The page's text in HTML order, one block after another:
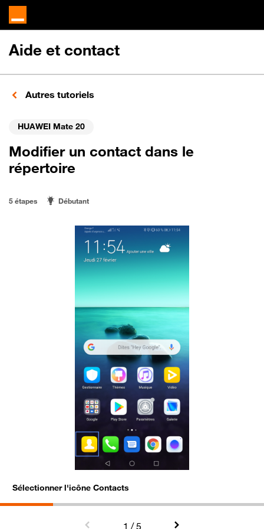
Aide et contact
Autres tutoriels
HUAWEI Mate 20
Modifier un contact dans le
répertoire
5 étapes Débutant
Sélectionner l'icône Contacts
1 / 5